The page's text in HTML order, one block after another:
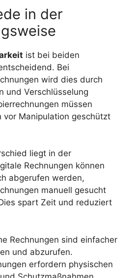
in der
ist bei beiden
Bei
wird dies durch
und Verschlüsselung
müssen
vor Manipulation geschützt
liegt in der
Rechnungen können
abgerufen werden,
manuell gesucht
spart Zeit und reduziert
Rechnungen sind einfacher
und abzurufen.
erfordern physischen